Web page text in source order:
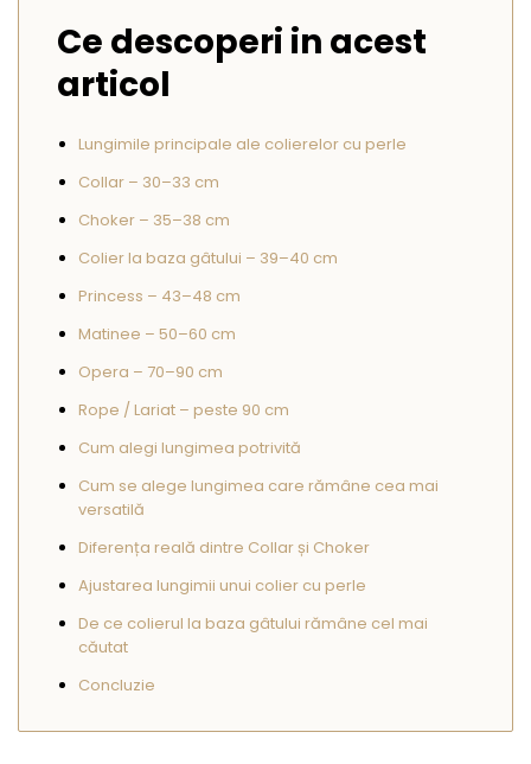
Brățări cu Perle
Pandantive cu Perle
Ce descoperi in acest
articol
Lungimile principale ale colierelor cu perle
Collar – 30–33 cm
Choker – 35–38 cm
Colier la baza gâtului – 39–40 cm
Princess – 43–48 cm
Matinee – 50–60 cm
Opera – 70–90 cm
Rope / Lariat – peste 90 cm
Cum alegi lungimea potrivită
Cum se alege lungimea care rămâne cea mai
versatilă
Diferența reală dintre Collar și Choker
Ajustarea lungimii unui colier cu perle
De ce colierul la baza gâtului rămâne cel mai
căutat
Concluzie